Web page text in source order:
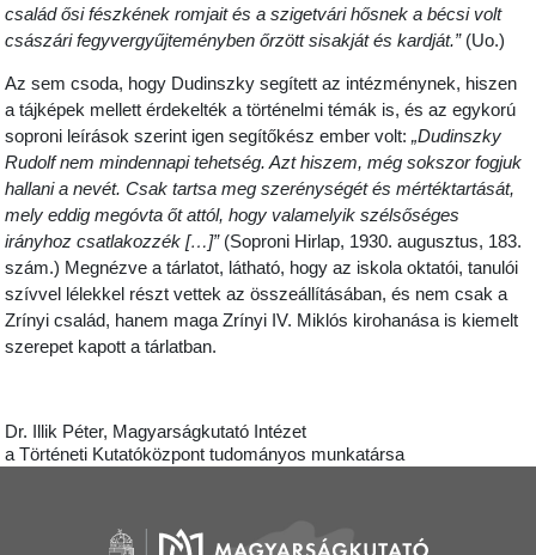
család ősi fészkének romjait és a szigetvári hősnek a bécsi volt
császári fegyvergyűjteményben őrzött sisakját és kardját.”(Uo.)
Az sem csoda, hogy Dudinszky segített az intézménynek, hiszen
a tájképek mellett érdekelték a történelmi témák is, és az egykorú
soproni leírások szerint igen segítőkész ember volt:„Dudinszky
Rudolf nem mindennapi tehetség. Azt hiszem, még sokszor fogjuk
hallani a nevét. Csak tartsa meg szerénységét és mértéktartását,
mely eddig megóvta őt attól, hogy valamelyik szélsőséges
irányhoz csatlakozzék […]”(Soproni Hirlap, 1930. augusztus, 183.
szám.) Megnézve a tárlatot, látható, hogy az iskola oktatói, tanulói
szívvel lélekkel részt vettek az összeállításában, és nem csak a
Zrínyi család, hanem maga Zrínyi IV. Miklós kirohanása is kiemelt
szerepet kapott a tárlatban.
Dr. Illik Péter, Magyarságkutató Intézet
a Történeti Kutatóközpont tudományos munkatársa